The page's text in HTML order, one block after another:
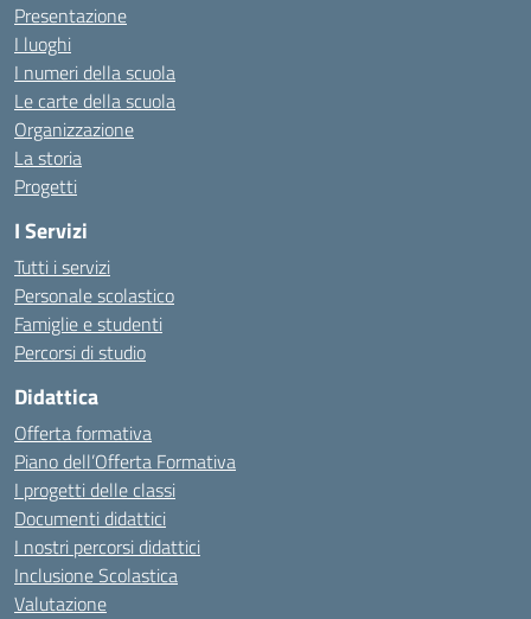
Presentazione
I luoghi
I numeri della scuola
Le carte della scuola
Organizzazione
La storia
Progetti
I Servizi
Tutti i servizi
Personale scolastico
Famiglie e studenti
Percorsi di studio
Didattica
Offerta formativa
Piano dell’Offerta Formativa
I progetti delle classi
Documenti didattici
I nostri percorsi didattici
Inclusione Scolastica
Valutazione